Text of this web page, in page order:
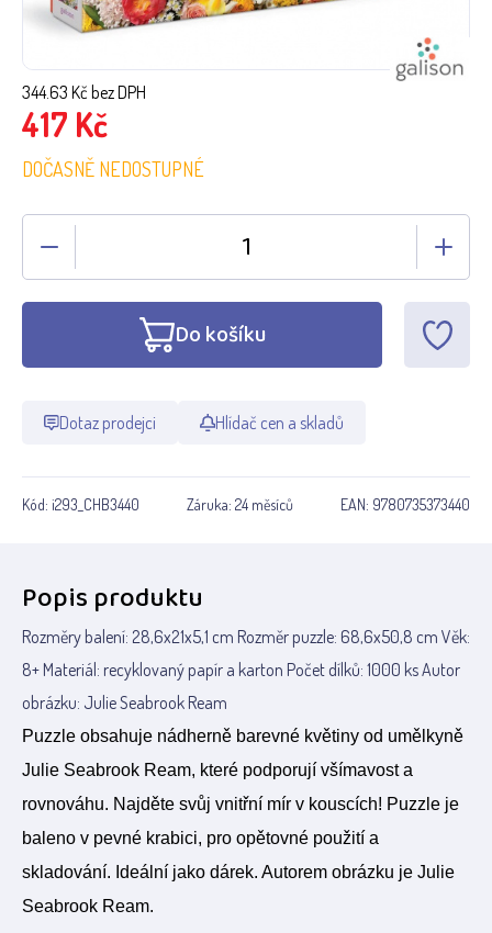
344.63 Kč bez DPH
417 Kč
DOČASNĚ NEDOSTUPNÉ
Do košíku
Dotaz prodejci Hlídač cen a skladů
Kód: i293_CHB3440 Záruka: 24 měsíců EAN: 9780735373440
Popis produktu
Rozměry balení: 28,6x21x5,1 cm Rozměr puzzle: 68,6x50,8 cm Věk:
8+ Materiál: recyklovaný papír a karton Počet dílků: 1000 ks Autor
obrázku: Julie Seabrook Ream
Puzzle obsahuje nádherně barevné květiny od umělkyně
Julie Seabrook Ream, které podporují všímavost a
rovnováhu. Najděte svůj vnitřní mír v kouscích! Puzzle je
baleno v pevné krabici, pro opětovné použití a
skladování. Ideální jako dárek. Autorem obrázku je Julie
Seabrook Ream.